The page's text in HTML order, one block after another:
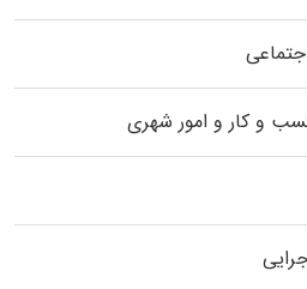
و کار و امور شهری